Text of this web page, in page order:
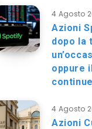
4 Agosto
Azioni
dopo la
oppure
4 Agosto
Azioni